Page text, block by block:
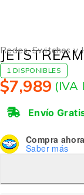
Redes,Switches y
1 DISPONIBLES
$7,989 (IVA
Envío
Compra
Saber más